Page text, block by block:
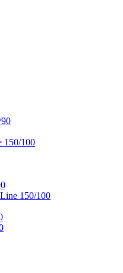
150/100
150/100